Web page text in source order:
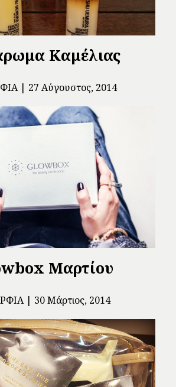
Καμέλιας
27 Αύγουστος, 2014
Μαρτίου
30 Μάρτιος, 2014